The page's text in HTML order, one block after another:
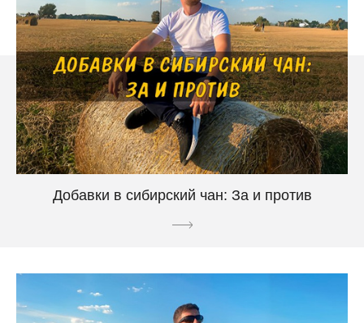
Добавки в сибирский чан: За и против